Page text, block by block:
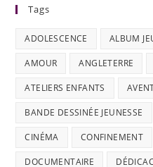
Tags
ADOLESCENCE ALBUM
AMOUR ANGLETERRE
ATELIERS ENFANTS
BANDE DESSINÉE JEUNESSE
CINÉMA CONFINEMENT
DOCUMENTAIRE